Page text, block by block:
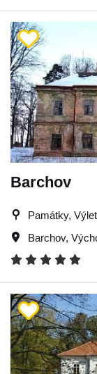
Barchov
Památky,
Barchov,